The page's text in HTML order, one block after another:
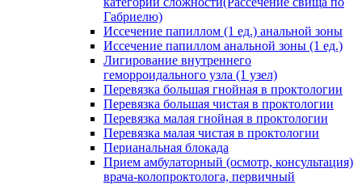
Габриелю)
Иссечение папиллом (1 ед.) анальной зоны
Иссечение папиллом анальной зоны (1 ед.)
Лигирование внутреннего
геморроидального узла (1 узел)
Перевязка большая гнойная в проктологии
Перевязка большая чистая в проктологии
Перевязка малая гнойная в проктологии
Перевязка малая чистая в проктологии
Перианальная блокада
Прием амбулаторный (осмотр, консультация)
врача-колопроктолога, первичный